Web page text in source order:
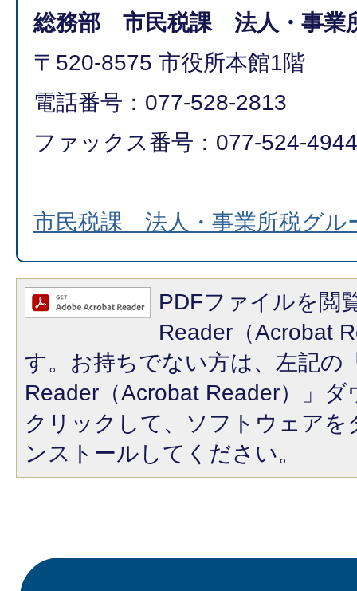
総務部 市民税課 法人・事業
〒520-8575 市役所本館1階
電話番号：077-528-2813
ファックス番号：077-524-4944
市民税課 法人・事業所税グル
PDFファイルを閲
Reader（Acrobat
す。お持ちでない方は、左記の
Reader（Acrobat Reader）」
クリックして、ソフトウェア
ンストールしてください。